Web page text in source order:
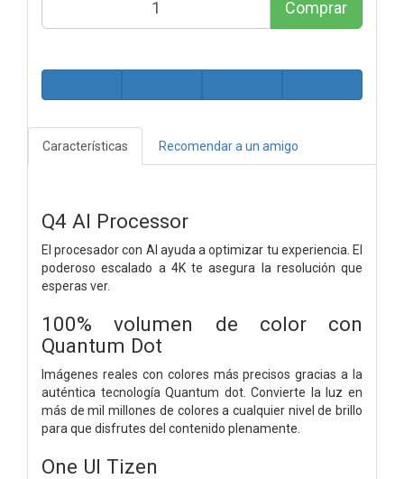
Comprar
Características Recomendar a un amigo
Q4 AI Processor
El procesador con AI ayuda a optimizar tu experiencia. El
poderoso escalado a 4K te asegura la resolución que
esperas ver.
100% volumen de color con
Quantum Dot
Imágenes reales con colores más precisos gracias a la
auténtica tecnología Quantum dot. Convierte la luz en
más de mil millones de colores a cualquier nivel de brillo
para que disfrutes del contenido plenamente.
One UI Tizen